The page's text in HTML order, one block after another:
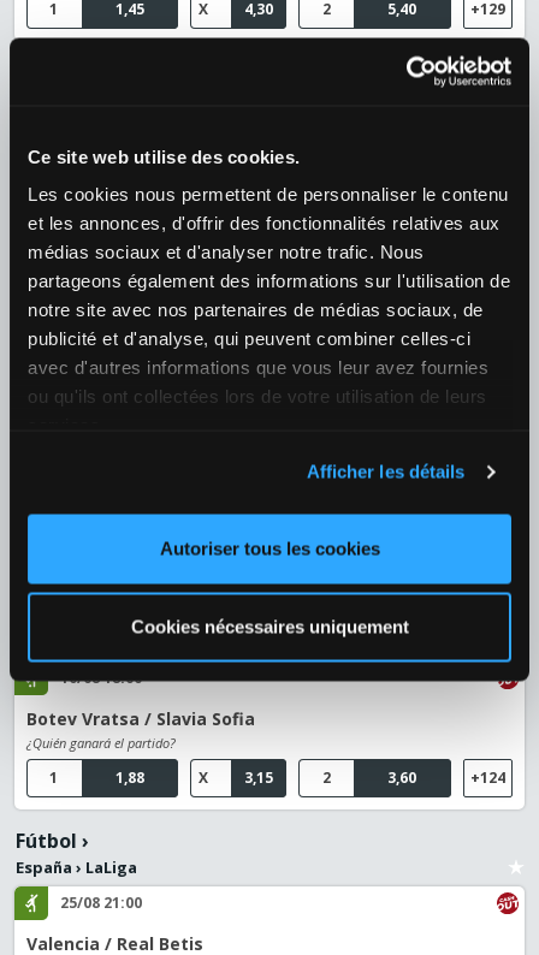
Ce site web utilise des cookies.
Les cookies nous permettent de personnaliser le contenu
et les annonces, d'offrir des fonctionnalités relatives aux
médias sociaux et d'analyser notre trafic. Nous
partageons également des informations sur l'utilisation de
notre site avec nos partenaires de médias sociaux, de
publicité et d'analyse, qui peuvent combiner celles-ci
avec d'autres informations que vous leur avez fournies
ou qu'ils ont collectées lors de votre utilisation de leurs
Afficher les détails
Autoriser tous les cookies
Cookies nécessaires uniquement
1,45
1 4,30
X 5,40
2 +129
1,30
1 5,00
X
08/08 16:00
Leicester / Northampton Town
¿Quién ganará el partido?
1,20
1 +130
Fútbol ›
Noruega
¿Quién ganará el partido?
4,70
X 2
Bulgaria - Parva Liga
10/08 18:00
Botev Vratsa / Slavia Sofia
¿Quién ganará el partido?
1,88
1 3,15
X 3,60
2 +124
Fútbol ›
España › LaLiga
25/08 21:00
Valencia / Real Betis